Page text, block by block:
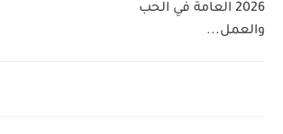
2026 العامة في الحب
والعمل...